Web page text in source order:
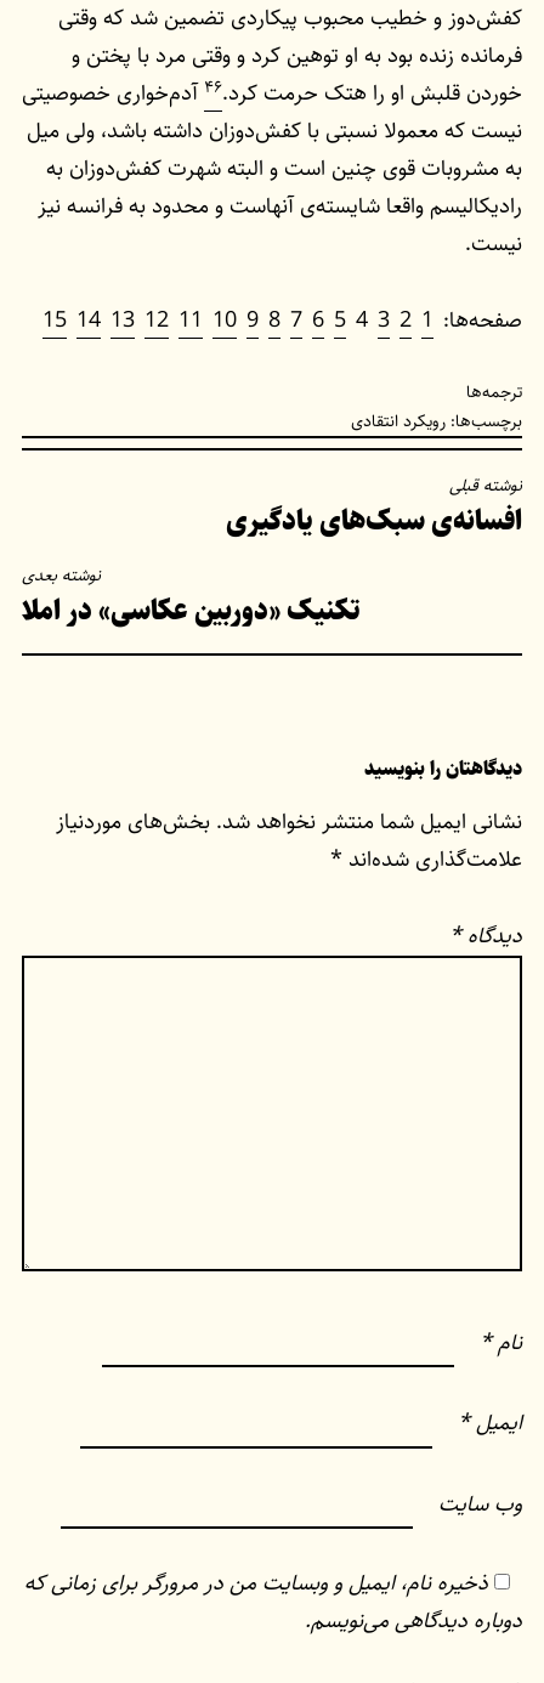
کفش‌دوز و خطیب محبوب پیکاردی تضمین شد که وقتی
فرمانده زنده بود به او توهین کرد و وقتی مرد با پختن و
خوردن قلبش او را هتک حرمت کرد.۴۶ آدم‌خواری خصوصیتی
نیست که معمولا نسبتی با کفش‌دوزان داشته باشد، ولی میل
به مشروبات قوی چنین است و البته شهرت کفش‌دوزان به
رادیکالیسم واقعا شایسته‌ی آنهاست و محدود به فرانسه نیز
نیست.
صفحه‌ها: 1
2
3
4
5
6
7
8
9
10
11
12
13
14
15
ترجمه‌ها
برچسب‌ها: رویکرد انتقادی
راهبری
نوشته
نوشته قبلی
افسانه‌ی سبک‌های یادگیری
نوشته بعدی
تکنیک «دوربین عکاسی» در املا
دیدگاهتان را بنویسید
نشانی ایمیل شما منتشر نخواهد شد. بخش‌های موردنیاز
علامت‌گذاری شده‌اند *
دیدگاه*
نام*
ایمیل*
وب‌ سایت
ذخیره نام، ایمیل و وبسایت من در مرورگر برای زمانی که
دوباره دیدگاهی می‌نویسم.